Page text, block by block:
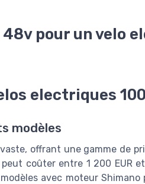
pour un velo
electriques
modèles
offrant une gamme de
coûter entre 1 200 EUR
avec moteur